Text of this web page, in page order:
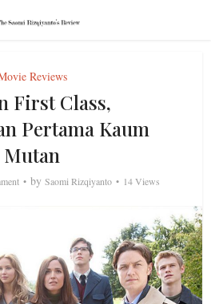
Reviews
First Class,
Pertama Kaum
Mutan
by Saomi Rizqiyanto 14 Views